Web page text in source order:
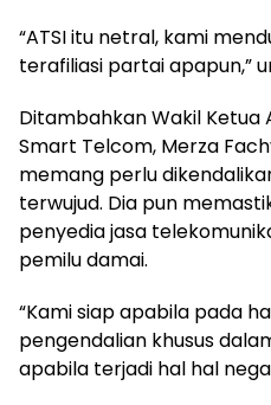
“ATSI itu netral, kami
terafiliasi partai apapun,”
Ditambahkan Wakil Ketua
Smart Telcom, Merza
memang perlu
terwujud. Dia pun
penyedia jasa
pemilu damai.
“Kami siap apabila pada
pengendalian khusus
apabila terjadi hal hal